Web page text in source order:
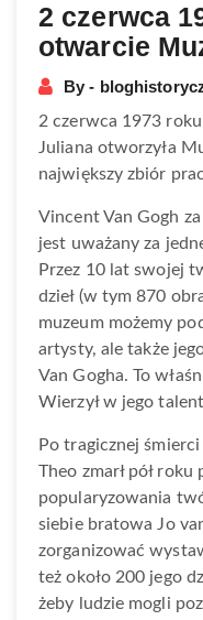
2 czerwca
otwarcie
By -
2 czerwca 1973
Juliana otworzyła
największy zbiór
Vincent Van Gogh
jest uważany za
Przez 10 lat swojej
dzieł (w tym 870
muzeum możemy
artysty, ale także
Van Gogha. To
Wierzył w jego
Po tragicznej
Theo zmarł pół
popularyzowania
siebie bratowa Jo
zorganizować
też około 200 jego
żeby ludzie mogli